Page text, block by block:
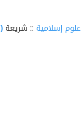
علوم إسلامية :: شريعة(27)